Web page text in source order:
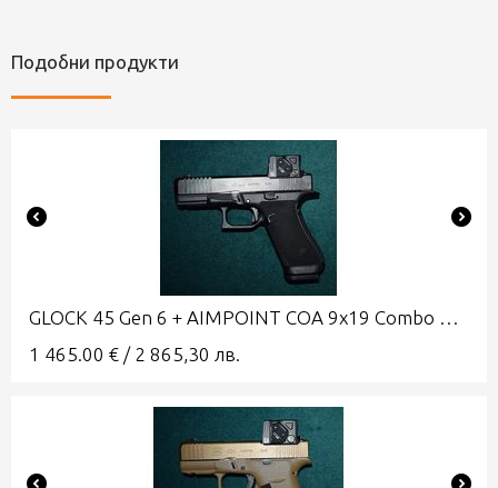
Подобни продукти
1 465.00 € / 2 865,30 лв.